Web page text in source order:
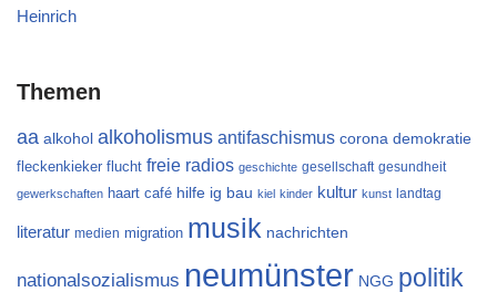
Heinrich
Themen
aa alkohol alkoholismus antifaschismus corona demokratie
fleckenkieker flucht freie radios geschichte gesellschaft gesundheit
gewerkschaften haart café hilfe ig bau kiel kinder kultur kunst landtag
literatur medien migration musik nachrichten
nationalsozialismus neumünster NGG politik